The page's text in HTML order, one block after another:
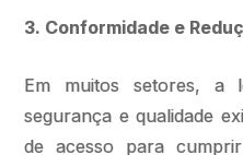
3. Conformidade e
Em muitos setores, a
segurança e qualidade
de acesso para